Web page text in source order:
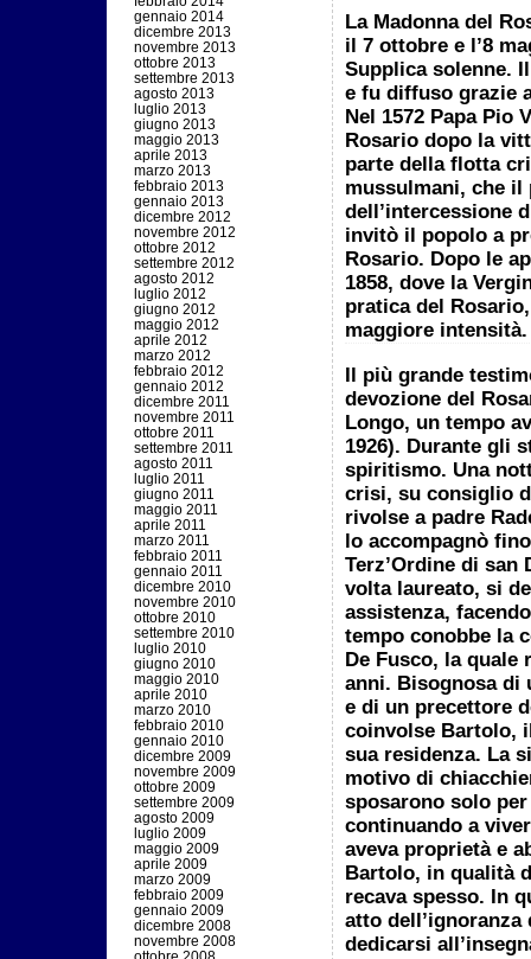
gennaio 2014
dicembre 2013
novembre 2013
ottobre 2013
settembre 2013
agosto 2013
luglio 2013
giugno 2013
maggio 2013
aprile 2013
marzo 2013
febbraio 2013
gennaio 2013
dicembre 2012
novembre 2012
ottobre 2012
settembre 2012
agosto 2012
luglio 2012
giugno 2012
maggio 2012
aprile 2012
marzo 2012
febbraio 2012
gennaio 2012
dicembre 2011
novembre 2011
ottobre 2011
settembre 2011
agosto 2011
luglio 2011
giugno 2011
maggio 2011
aprile 2011
marzo 2011
febbraio 2011
gennaio 2011
dicembre 2010
novembre 2010
ottobre 2010
settembre 2010
luglio 2010
giugno 2010
maggio 2010
aprile 2010
marzo 2010
febbraio 2010
gennaio 2010
dicembre 2009
novembre 2009
ottobre 2009
settembre 2009
agosto 2009
luglio 2009
maggio 2009
aprile 2009
marzo 2009
febbraio 2009
gennaio 2009
dicembre 2008
novembre 2008
LaMadonna del
il 7 ottobre e l’8
Supplica solenne.
e fu diffuso grazie
Nel 1572 Papa Pio
Rosario dopo la
parte della flotta
mussulmani, che il
dell’intercessione
invitò il popolo a
Rosario. Dopo le
1858, dove la
pratica del
maggiore intensità.
Il più grande
devozione del
Longo, un tempo
1926). Durante gli
spiritismo. Una
crisi, su consiglio
rivolse a padre
lo accompagnò
Terz’Ordine di san
volta laureato, si
assistenza,
tempo conobbe la
De Fusco, la quale
anni. Bisognosa di
e di un precettore
coinvolse Bartolo,
sua residenza. La
motivo di
sposarono solo
continuando a
aveva proprietà e
Bartolo, in qualità
recava spesso. In
atto dell’ignoranza
dedicarsi